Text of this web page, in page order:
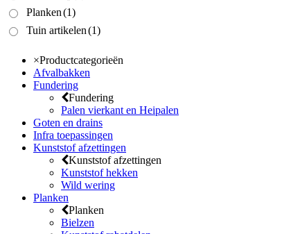
Planken(1)
Tuin artikelen(1)
×Productcategorieën
Afvalbakken
Fundering
Fundering
Palen vierkant en Heipalen
Goten en drains
Infra toepassingen
Kunststof afzettingen
Kunststof afzettingen
Kunststof hekken
Wild wering
Planken
Planken
Bielzen